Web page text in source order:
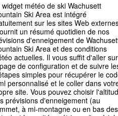
widget météo de ski Wachusett
Ski Area est intégré
sur les sites Web
un résumé quotidien de nos
d'enneigement de
Ski Area et des conditions
actuelles. Il vous suffit d'aller sur
de configuration et de suivre
simples pour récupérer le
personnalisé et le coller dans
site. Vous pouvez choisir
prévisions d'enneigement (au
à mi-montagne ou en bas des